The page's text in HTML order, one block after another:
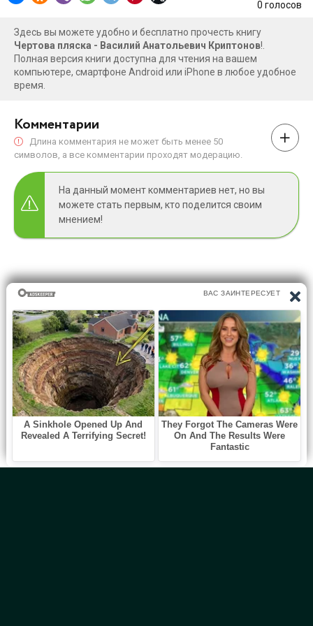
0 голосов
Здесь вы можете удобно и бесплатно прочесть книгу
Чертова пляска - Василий Анатольевич Криптонов!.
Полная версия книги доступна для чтения на вашем
компьютере, смартфоне Android или iPhone в любое удобное
время.
Комментарии
Длина комментария не может быть менее 50
символов, а все комментарии проходят модерацию.
На данный момент комментариев нет, но вы
можете стать первым, кто поделится своим
мнением!